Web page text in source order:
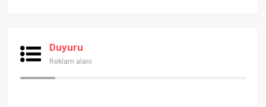
Duyuru
Reklam alanı